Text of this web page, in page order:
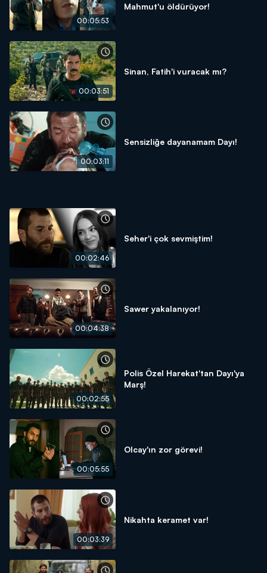
00:05:53
Mahmut'u öldürüyor!
00:03:51
Sinan, Fatih'i vuracak mı?
00:03:11
Sensizliğe dayanamam Dayı!
00:02:46
Seher'i çok sevmiştim!
00:04:38
Sawer yakalanıyor!
00:02:55
Polis Özel Harekat'tan Dayı'ya
Marş!
00:05:55
Olcay'ın zor görevi!
00:03:39
Nikahta keramet var!